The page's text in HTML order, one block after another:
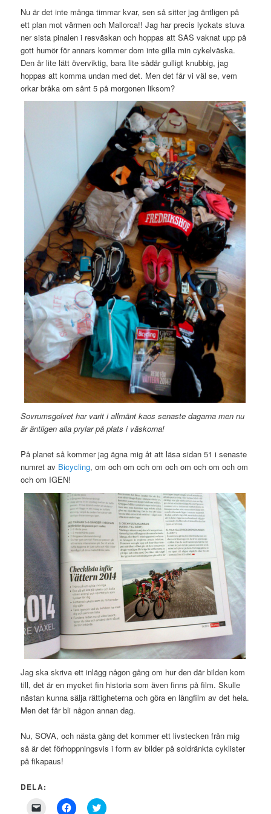
Nu är det inte många timmar kvar, sen så sitter jag äntligen på
ett plan mot värmen och Mallorca!! Jag har precis lyckats stuva
ner sista pinalen i resväskan och hoppas att SAS vaknat upp på
gott humör för annars kommer dom inte gilla min cykelväska.
Den är lite lätt överviktig, bara lite sådär gulligt knubbig, jag
hoppas att komma undan med det. Men det får vi väl se, vem
orkar bråka om sånt 5 på morgonen liksom?
Sovrumsgolvet har varit i allmänt kaos senaste dagarna men nu
är äntligen alla prylar på plats i väskorna!
På planet så kommer jag ägna mig åt att läsa sidan 51 i senaste
numret av Bicycling, om och om och om och om och om och om
och om IGEN!
Jag ska skriva ett inlägg någon gång om hur den där bilden kom
till, det är en mycket fin historia som även finns på film. Skulle
nästan kunna sälja rättigheterna och göra en långfilm av det hela.
Men det får bli någon annan dag.
Nu, SOVA, och nästa gång det kommer ett livstecken från mig
så är det förhoppningsvis i form av bilder på soldränkta cyklister
på fikapaus!
DELA:
Click
Click Click